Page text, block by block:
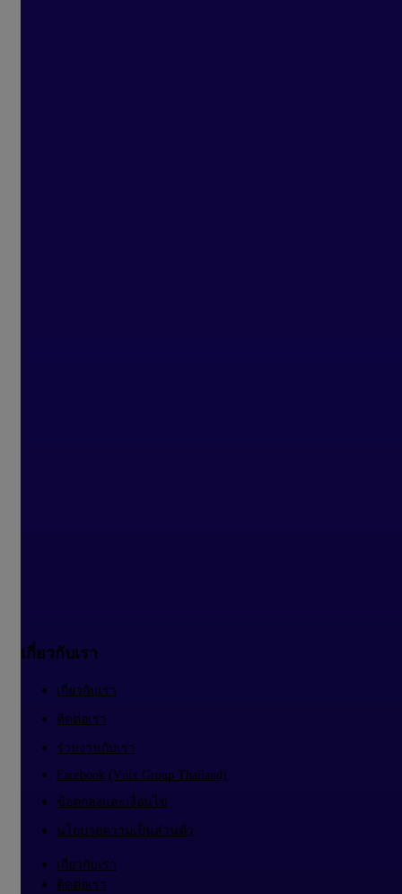
เกี่ยวกับเรา
เกี่ยวกับเรา
ติดต่อเรา
ร่วมงานกับเรา
Facebook (Vnix Group Thailand)
ข้อตกลงและเงื่อนไข
นโยบายความเป็นส่วนตัว
เกี่ยวกับเรา
ติดต่อเรา